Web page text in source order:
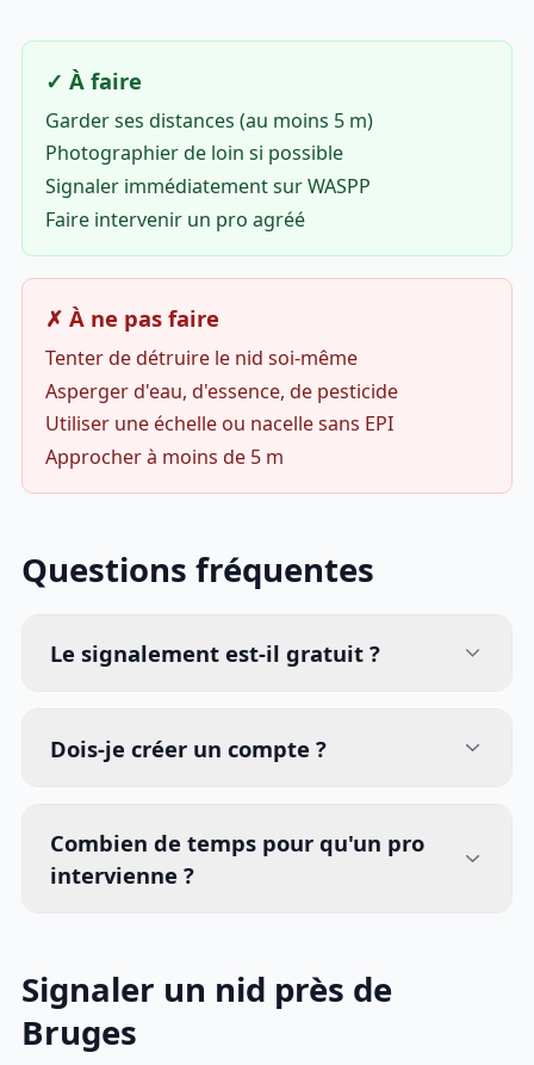
✓ À faire
Garder ses distances (au moins 5 m)
Photographier de loin si possible
Signaler immédiatement sur WASPP
Faire intervenir un pro agréé
✗ À ne pas faire
Tenter de détruire le nid soi-même
Asperger d'eau, d'essence, de pesticide
Utiliser une échelle ou nacelle sans EPI
Approcher à moins de 5 m
Questions fréquentes
Le signalement est-il gratuit ?
Dois-je créer un compte ?
Combien de temps pour qu'un pro
intervienne ?
Signaler un nid près de
Bruges